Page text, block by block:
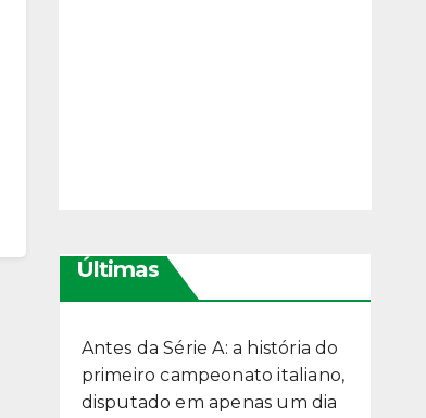
Últimas
Antes da Série A: a história do
primeiro campeonato italiano,
disputado em apenas um dia